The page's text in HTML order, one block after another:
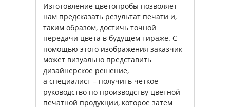
Изготовление цветопробы позволяет
нам предсказать результат печати и,
таким образом, достичь точной
передачи цвета в будущем тираже. С
помощью этого изображения заказчик
может визуально представить
дизайнерское решение,
а специалист – получить четкое
руководство по производству цветной
печатной продукции, которое затем